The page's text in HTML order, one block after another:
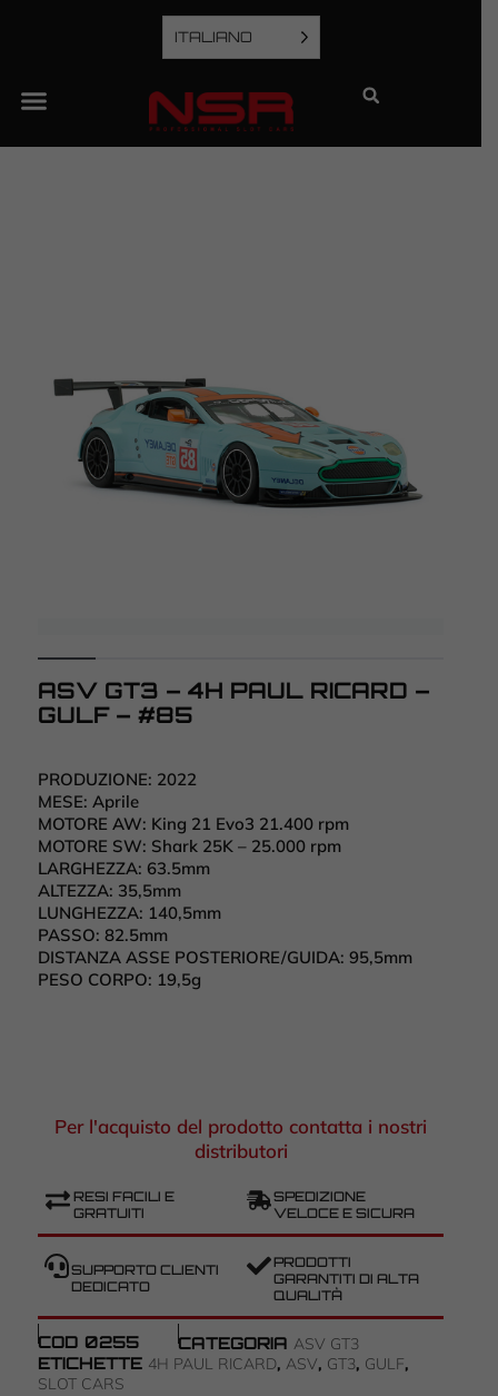
ITALIANO
ASV GT3 – 4H PAUL RICARD –
GULF – #85
PRODUZIONE: 2022
MESE: Aprile
MOTORE AW: King 21 Evo3 21.400 rpm
MOTORE SW: Shark 25K – 25.000 rpm
LARGHEZZA: 63.5mm
ALTEZZA: 35,5mm
LUNGHEZZA: 140,5mm
PASSO: 82.5mm
DISTANZA ASSE POSTERIORE/GUIDA: 95,5mm
PESO CORPO: 19,5g
Per l'acquisto del prodotto contatta i nostri
distributori
RESI FACILI E
GRATUITI
SPEDIZIONE
VELOCE E SICURA
SUPPORTO CLIENTI
DEDICATO
PRODOTTI
GARANTITI DI ALTA
QUALITÀ
COD 0255 CATEGORIA ASV GT3
ETICHETTE 4H PAUL RICARD, ASV, GT3, GULF,
SLOT CARS